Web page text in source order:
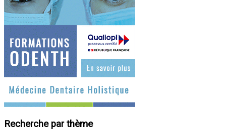
Recherche par thème